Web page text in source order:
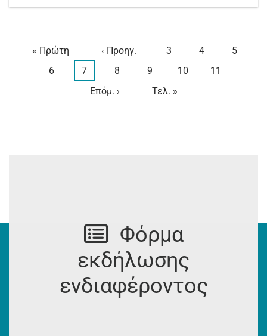
Σελιδοποίηση
First
page
« Πρώτη
Προηγούμενη
σελίδα
‹ Προηγ. Page
3 Page
4 Page
5
Page
6
Τρέχουσα
σελίδα
7 Page
8 Page
9 Page
10 Page
11
Next
Επόμ. ›
Last
Τελ. »
Φόρμα
εκδήλωσης
ενδιαφέροντος